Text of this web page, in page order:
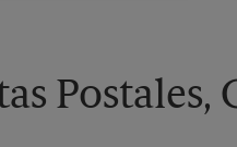
Postales,